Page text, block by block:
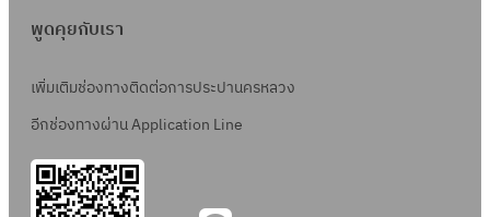
พูดคุยกับเรา
เพิ่มเติมช่องทางติดต่อการประปานครหลวง
อีกช่องทางผ่าน Application Line